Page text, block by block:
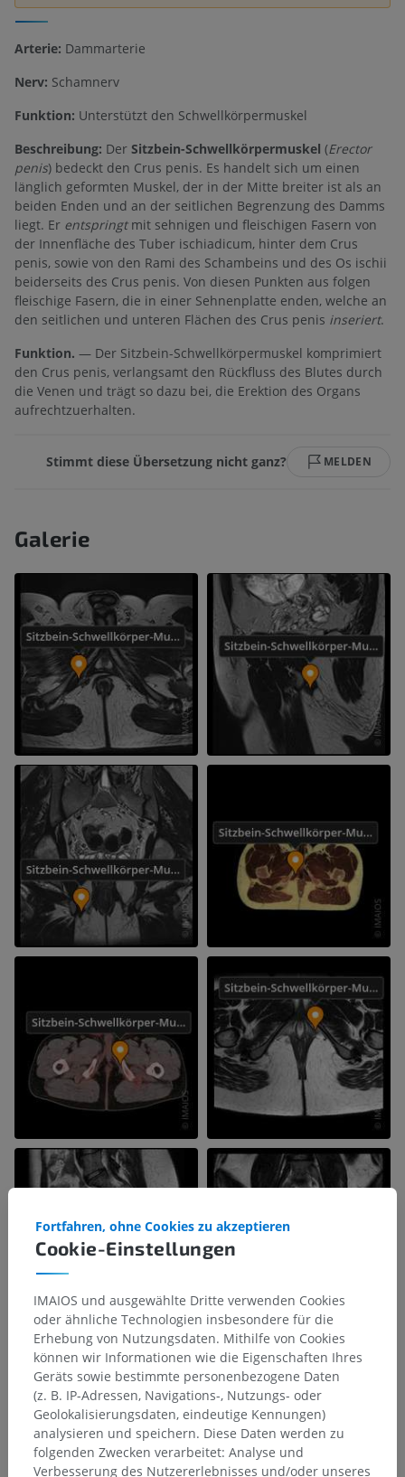
Arterie: Dammarterie
Nerv: Schamnerv
Funktion: Unterstützt den Schwellkörpermuskel
Beschreibung: Der Sitzbein-Schwellkörpermuskel (Erector
penis) bedeckt den Crus penis. Es handelt sich um einen
länglich geformten Muskel, der in der Mitte breiter ist als an
beiden Enden und an der seitlichen Begrenzung des Damms
liegt. Er entspringtmit sehnigen und fleischigen Fasern von
der Innenfläche des Tuber ischiadicum, hinter dem Crus
penis, sowie von den Rami des Schambeins und des Os ischii
beiderseits des Crus penis. Von diesen Punkten aus folgen
fleischige Fasern, die in einer Sehnenplatte enden, welche an
den seitlichen und unteren Flächen des Crus penis inseriert.
Funktion. — Der Sitzbein-Schwellkörpermuskel komprimiert
den Crus penis, verlangsamt den Rückfluss des Blutes durch
die Venen und trägt so dazu bei, die Erektion des Organs
aufrechtzuerhalten.
Stimmt diese Übersetzung nicht ganz? MELDEN
Galerie
Cookie-Einstellungen
Fortfahren, ohne Cookies zu akzeptieren
IMAIOS und ausgewählte Dritte verwenden Cookies
oder ähnliche Technologien insbesondere für die
Erhebung von Nutzungsdaten. Mithilfe von Cookies
können wir Informationen wie die Eigenschaften Ihres
Geräts sowie bestimmte personenbezogene Daten
(z. B. IP-Adressen, Navigations-, Nutzungs- oder
Geolokalisierungsdaten, eindeutige Kennungen)
analysieren und speichern. Diese Daten werden zu
folgenden Zwecken verarbeitet: Analyse und
Verbesserung des Nutzererlebnisses und/oder unseres